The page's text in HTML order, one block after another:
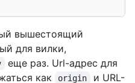
вышестоящий
для вилки,
еще раз. Url-адрес для
как
origin
и URL-